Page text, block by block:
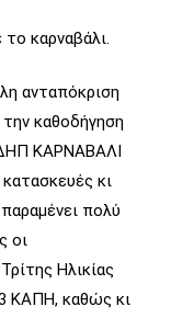
καρναβάλι.
ανταπόκριση
καθοδήγηση
ΚΑΡΝΑΒΑΛΙ
κι
πολύ
οι
Ηλικίας
ΚΑΠΗ, καθώς κι